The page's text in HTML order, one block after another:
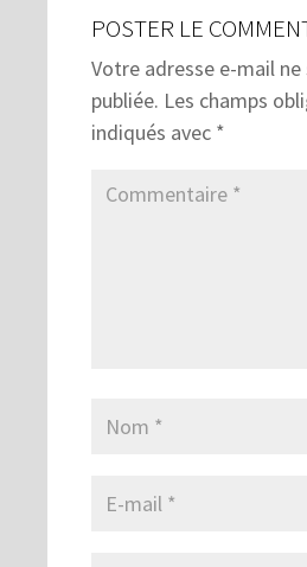
POSTER LE
Votre adresse e-mail ne
publiée. Les champs
indiqués avec *